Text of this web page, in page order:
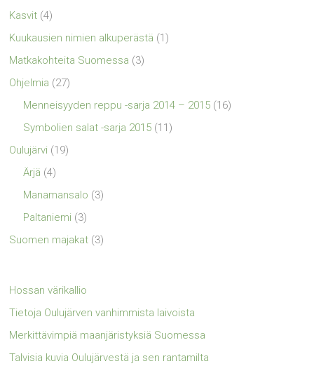
Kasvit (4)
Kuukausien nimien alkuperästä (1)
Matkakohteita Suomessa (3)
Ohjelmia (27)
Menneisyyden reppu -sarja 2014 – 2015 (16)
Symbolien salat -sarja 2015 (11)
Oulujärvi (19)
Ärjä (4)
Manamansalo (3)
Paltaniemi (3)
Suomen majakat (3)
Hossan värikallio
Tietoja Oulujärven vanhimmista laivoista
Merkittävimpiä maanjäristyksiä Suomessa
Talvisia kuvia Oulujärvestä ja sen rantamilta